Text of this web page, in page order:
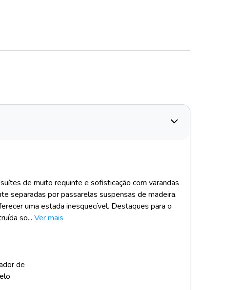
de muito requinte e sofisticação com varandas
separadas por passarelas suspensas de madeira.
uma estada inesquecível. Destaques para o
so... Ver mais
de